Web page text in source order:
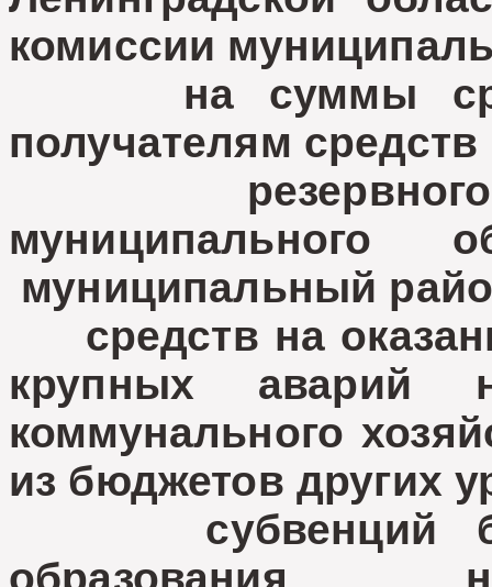
комиссии
на суммы
получателям
резервного
муниципального
муниципальный
средств на
крупных аварий
коммунального
из бюджетов других
субвенций